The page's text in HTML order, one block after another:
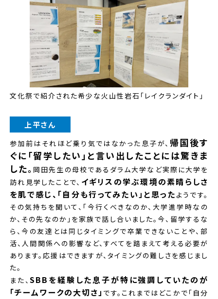
文化祭で紹介された希少な火山性岩石「レイクランダイト」
上平さん
参加前はそれほど乗り気ではなかった息子が、 帰国後す
ぐに「留学したい」と言い出したことには驚きま
した。 岡田先生の母校であるダラム大学など実際に大学を
訪れ見学したことで、 イギリスの学ぶ環境の素晴らしさ
を肌で感じ、「自分も行ってみたい」と思った ようです。
その気持ちを聞いて、「今行くべきなのか、大学進学時なの
か、その先なのか」を家族で話し合いました。今、留学するな
ら、今の友達とは同じタイミングで卒業できないことや、部
活、人間関係への影響など、すべてを踏まえて考える必要が
あります。応援はできますが、タイミングの難しさを感じまし
た。
また、SBBを経験した息子が特に強調していたのが
「チームワークの大切さ」 です。これまではどこかで「自分